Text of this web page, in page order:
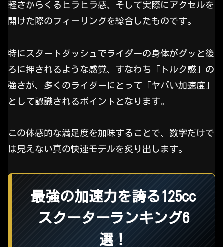
軽さからくるヒラヒラ感、そして実際にアクセルを
開けた際のフィーリングを総合したものです。
特にスタートダッシュでライダーの身体がグッと後
ろに押されるような感覚、すなわち「トルク感」の
強さが、多くのライダーにとって「ヤバい加速度」
として認識されるポイントとなります。
この体感的な満足度を加味することで、数字だけで
は見えない真の快速モデルを炙り出します。
最強の加速力を誇る125cc
スクーターランキング6
選！